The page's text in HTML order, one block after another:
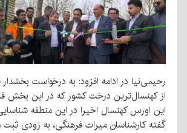
رحیمی‌نیا در ادامه افزود: به درخواست بخشدار
از کهنسال‌ترین درخت کشور که در این بخش
این اورس کهنسال اخیرا در این منطقه
گفته کارشناسان میراث فرهنگی، به زودی